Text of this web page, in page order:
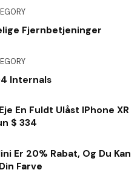
Fjernbetjeninger
Internals
En Fuldt Ulåst IPhone XR
$ 334
Er 20% Rabat, Og Du Kan
Farve